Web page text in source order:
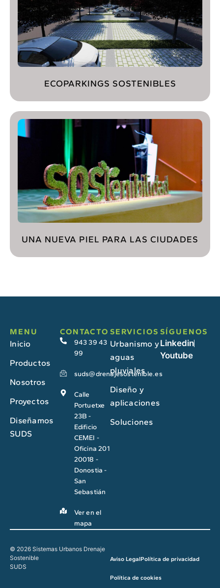
ECOPARKINGS SOSTENIBLES
UNA NUEVA PIEL PARA LAS CIUDADES
MENU
Inicio
Productos
Nosotros
Proyectos
Diseñamos
SUDS
CONTACTO
943 39 43
99
suds@drenajesostenible.es
Calle
Portuetxe
23B -
Edificio
CEMEI -
Oficina 201
20018 -
Donostia -
San
Sebastián
Ver en el
mapa
SERVICIOS
Urbanismo y
aguas
pluviales
Diseño y
aplicaciones
Soluciones
SÍGUENOS
Linkedin
Youtube
© 2026 Sistemas Urbanos Drenaje
Sostenible
SUDS
Aviso LegalPolítica de privacidad
Política de cookies